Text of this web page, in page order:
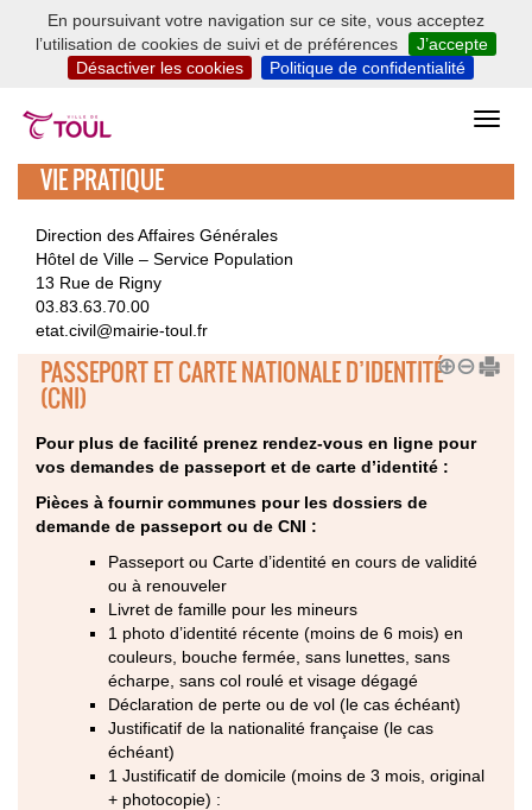
En poursuivant votre navigation sur ce site, vous acceptez
l’utilisation de cookies de suivi et de préférences
J’accepte
Désactiver les cookies
Politique de confidentialité
VIE PRATIQUE
Direction des Affaires Générales
Hôtel de Ville – Service Population
13 Rue de Rigny
03.83.63.70.00
etat.civil@mairie-toul.fr
PASSEPORT ET CARTE NATIONALE D’IDENTITÉ
(CNI)
Pour plus de facilité prenez rendez-vous en ligne pour
vos demandes de passeport et de carte d’identité :
Pièces à fournir communes pour les dossiers de
demande de passeport ou de CNI :
Passeport ou Carte d’identité en cours de validité
ou à renouveler
Livret de famille pour les mineurs
1 photo d’identité récente (moins de 6 mois) en
couleurs, bouche fermée, sans lunettes, sans
écharpe, sans col roulé et visage dégagé
Déclaration de perte ou de vol (le cas échéant)
Justificatif de la nationalité française (le cas
échéant)
1 Justificatif de domicile (moins de 3 mois, original
+ photocopie) :